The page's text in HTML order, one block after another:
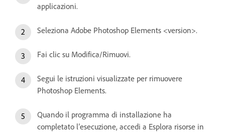
applicazioni.
Seleziona Adobe Photoshop Elements <version>.
Fai clic su Modifica/Rimuovi.
Segui le istruzioni visualizzate per rimuovere
Photoshop Elements.
Quando il programma di installazione ha
completato l’esecuzione, accedi a Esplora risorse in